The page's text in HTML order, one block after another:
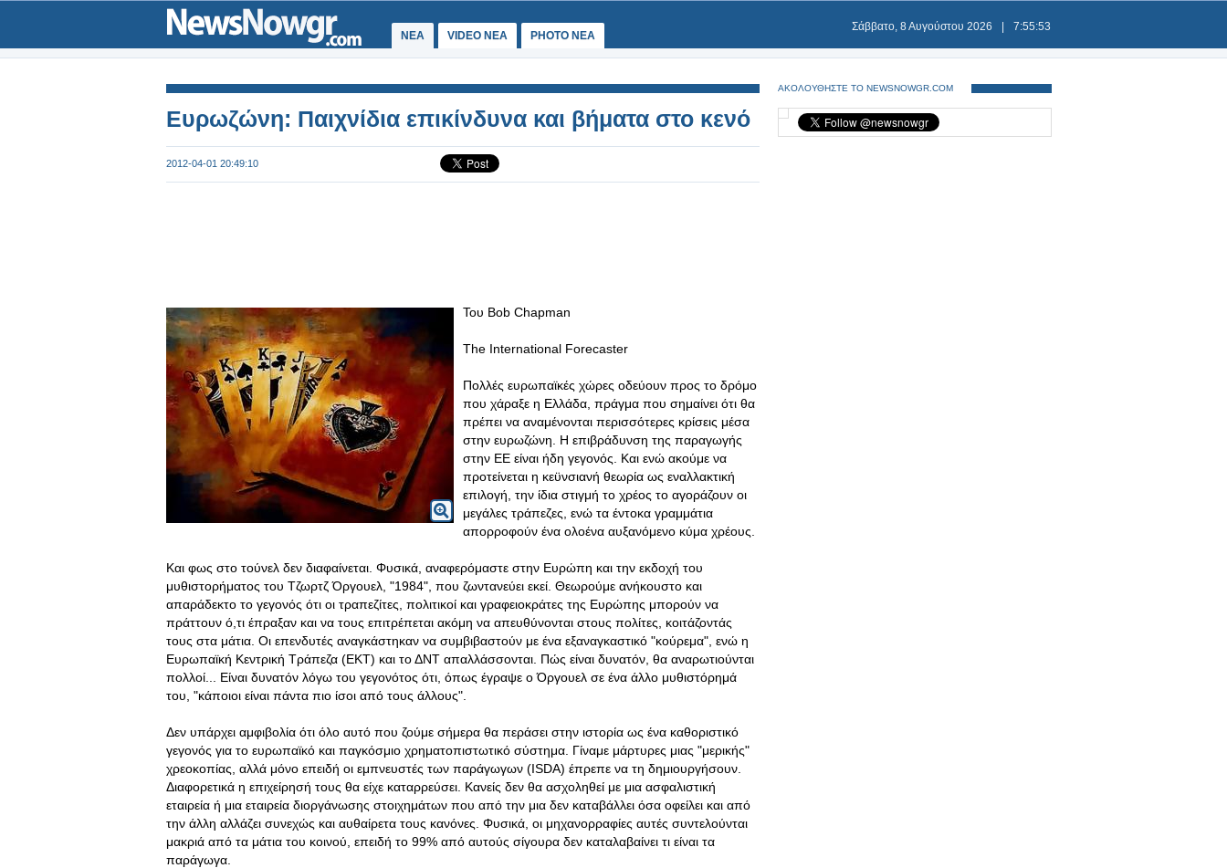
ΝΕΑ VIDEO NEA PHOTO NEA
Σάββατο, 8 Αυγούστου 2026 7:55:53
Ευρωζώνη: Παιχνίδια επικίνδυνα και βήματα στο κενό
2012-04-01 20:49:10
Του Bob Chapman
The International Forecaster
Πολλές ευρωπαϊκές χώρες οδεύουν προς το δρόμο
που χάραξε η Ελλάδα, πράγμα που σημαίνει ότι θα
πρέπει να αναμένονται περισσότερες κρίσεις μέσα
στην ευρωζώνη. Η επιβράδυνση της παραγωγής
στην ΕΕ είναι ήδη γεγονός. Και ενώ ακούμε να
προτείνεται η κεϋνσιανή θεωρία ως εναλλακτική
επιλογή, την ίδια στιγμή το χρέος το αγοράζουν οι
μεγάλες τράπεζες, ενώ τα έντοκα γραμμάτια
απορροφούν ένα ολοένα αυξανόμενο κύμα χρέους.
Και φως στο τούνελ δεν διαφαίνεται. Φυσικά, αναφερόμαστε στην Ευρώπη και την εκδοχή του
μυθιστορήματος του Τζωρτζ Όργουελ, "1984", που ζωντανεύει εκεί. Θεωρούμε ανήκουστο και
απαράδεκτο το γεγονός ότι οι τραπεζίτες, πολιτικοί και γραφειοκράτες της Ευρώπης μπορούν να
πράττουν ό,τι έπραξαν και να τους επιτρέπεται ακόμη να απευθύνονται στους πολίτες, κοιτάζοντάς
τους στα μάτια. Οι επενδυτές αναγκάστηκαν να συμβιβαστούν με ένα εξαναγκαστικό "κούρεμα", ενώ η
Ευρωπαϊκή Κεντρική Τράπεζα (ΕΚΤ) και το ΔΝΤ απαλλάσσονται. Πώς είναι δυνατόν, θα αναρωτιούνται
πολλοί... Είναι δυνατόν λόγω του γεγονότος ότι, όπως έγραψε ο Όργουελ σε ένα άλλο μυθιστόρημά
του, "κάποιοι είναι πάντα πιο ίσοι από τους άλλους".
Δεν υπάρχει αμφιβολία ότι όλο αυτό που ζούμε σήμερα θα περάσει στην ιστορία ως ένα καθοριστικό
γεγονός για το ευρωπαϊκό και παγκόσμιο χρηματοπιστωτικό σύστημα. Γίναμε μάρτυρες μιας "μερικής"
χρεοκοπίας, αλλά μόνο επειδή οι εμπνευστές των παράγωγων (ISDA) έπρεπε να τη δημιουργήσουν.
Διαφορετικά η επιχείρησή τους θα είχε καταρρεύσει. Κανείς δεν θα ασχοληθεί με μια ασφαλιστική
εταιρεία ή μια εταιρεία διοργάνωσης στοιχημάτων που από την μια δεν καταβάλλει όσα οφείλει και από
την άλλη αλλάζει συνεχώς και αυθαίρετα τους κανόνες. Φυσικά, οι μηχανορραφίες αυτές συντελούνται
μακριά από τα μάτια του κοινού, επειδή το 99% από αυτούς σίγουρα δεν καταλαβαίνει τι είναι τα
παράγωγα.
ΑΚΟΛΟΥΘΗΣΤΕ ΤΟ NEWSNOWGR.COM